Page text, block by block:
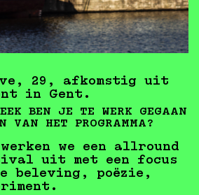
29, afkomstig uit
in Gent.
BEN JE TE WERK GEGAAN
VAN HET PROGRAMMA?
we een allround
uit met een focus
beleving, poëzie,